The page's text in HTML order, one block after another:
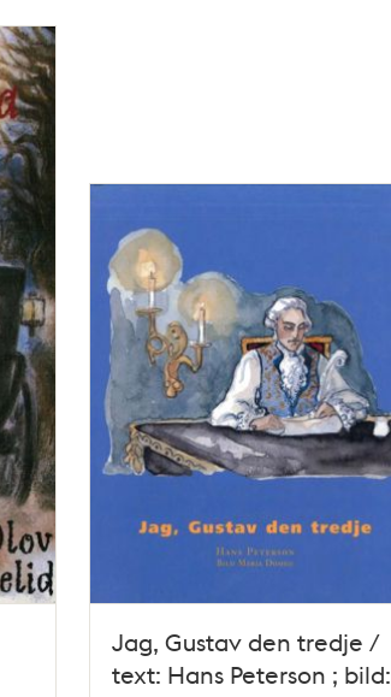
Jag, Gustav den tredje /
text: Hans Peterson ; bild: